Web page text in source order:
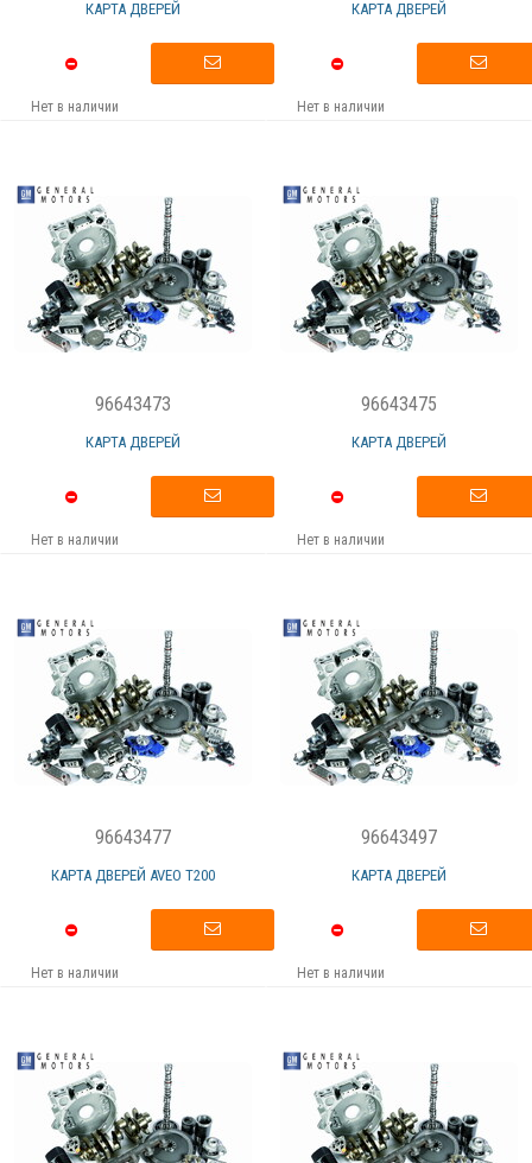
КАРТА ДВЕРЕЙ
Нет в наличии
КАРТА ДВЕРЕЙ
Нет в наличии
96643473
КАРТА ДВЕРЕЙ
Нет в наличии
96643475
КАРТА ДВЕРЕЙ
Нет в наличии
96643477
КАРТА ДВЕРЕЙ AVEO T200
Нет в наличии
96643497
КАРТА ДВЕРЕЙ
Нет в наличии